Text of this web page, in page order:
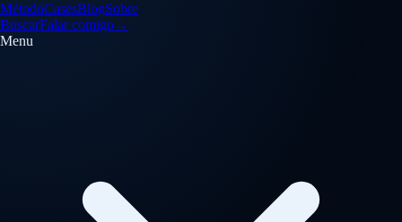
MétodoCasesBlogSobre
BuscarFalar comigo→
Menu